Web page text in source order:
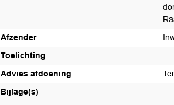
Afzender
Toelichting
Advies afdoening
Bijlage(s)